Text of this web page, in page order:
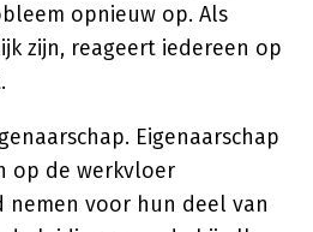
opnieuw op. Als
zijn, reageert iedereen op
Eigenaarschap
op de werkvloer
voor hun deel van